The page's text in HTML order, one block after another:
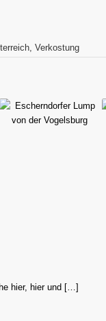
Verkostung
hier, hier und […]